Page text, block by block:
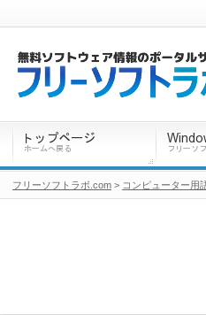
フリーソフトラボ.com > コンピューター用